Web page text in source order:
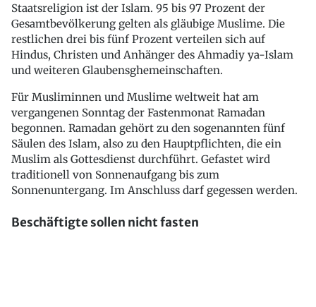
Staatsreligion ist der Islam. 95 bis 97 Prozent der
Gesamtbevölkerung gelten als gläubige Muslime. Die
restlichen drei bis fünf Prozent verteilen sich auf
Hindus, Christen und Anhänger des Ahmadiy ya-Islam
und weiteren Glaubensghemeinschaften.
Für Musliminnen und Muslime weltweit hat am
vergangenen Sonntag der Fastenmonat Ramadan
begonnen. Ramadan gehört zu den sogenannten fünf
Säulen des Islam, also zu den Hauptpflichten, die ein
Muslim als Gottesdienst durchführt. Gefastet wird
traditionell von Sonnenaufgang bis zum
Sonnenuntergang. Im Anschluss darf gegessen werden.
Beschäftigte sollen nicht fasten